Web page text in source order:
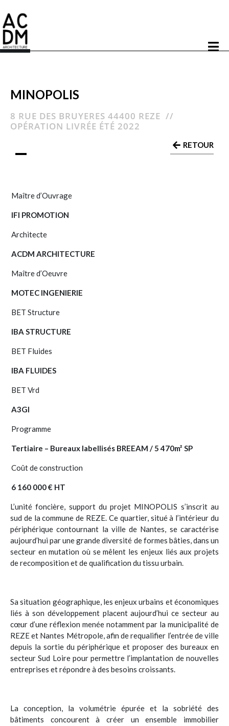
MINOPOLIS
8 RUE DES BRUYERES 44400 REZE //
OPÉRATION LIVRÉE ÉTÉ 2022
RETOUR
Maître d’Ouvrage
IFI PROMOTION
Architecte
ACDM ARCHITECTURE
Maître d’Oeuvre
MOTEC INGENIERIE
BET Structure
IBA STRUCTURE
BET Fluides
IBA FLUIDES
BET Vrd
A3GI
Programme
Tertiaire – Bureaux labellisés BREEAM / 5 470m² SP
Coût de construction
6 160 000 € HT
L’unité foncière, support du projet MINOPOLIS s’inscrit au
sud de la commune de REZE. Ce quartier, situé à l’intérieur du
périphérique contournant la ville de Nantes, se caractérise
aujourd’hui par une grande diversité de formes bâties, dans un
secteur en mutation où se mêlent les enjeux liés aux projets
de recomposition et de qualification du tissu urbain.
Sa situation géographique, les enjeux urbains et économiques
liés à son développement placent aujourd’hui ce secteur au
cœur d’une réflexion menée notamment par la municipalité de
REZE et Nantes Métropole, afin de requalifier l’entrée de ville
depuis la sortie du périphérique et proposer des bureaux en
secteur Sud Loire pour permettre l’implantation de nouvelles
entreprises et répondre à des besoins croissants.
La conception, la volumétrie épurée et la sobriété des
bâtiments concourent à créer un ensemble immobilier